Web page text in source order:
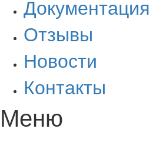
Документация
Отзывы
Новости
Контакты
Меню